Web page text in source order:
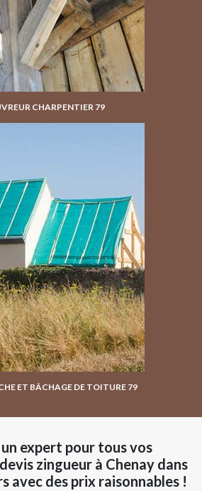
CHARPENTIER 79
ET BÂCHAGE DE TOITURE 79
expert pour tous vos
zingueur à Chenay dans
avec des prix raisonnables !